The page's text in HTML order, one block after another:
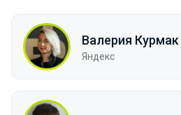
Валерия Курмак
Яндекс